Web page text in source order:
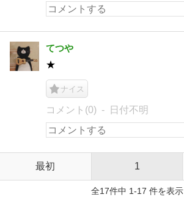
てつや
★
ナイス
コメント(0) 日付不明
最初 1
全17件中 1-17 件を表示